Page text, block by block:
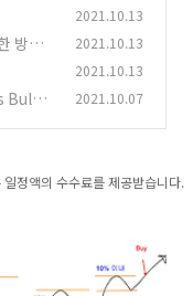
2021.10.13
방식
2021.10.13
2021.10.13
Bulko
2021.10.07
정액의 수수료를 제공받습니다.